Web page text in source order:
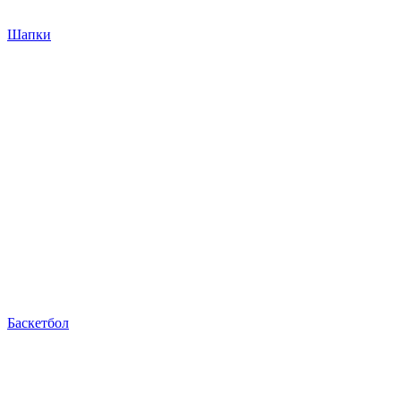
Шапки
Баскетбол